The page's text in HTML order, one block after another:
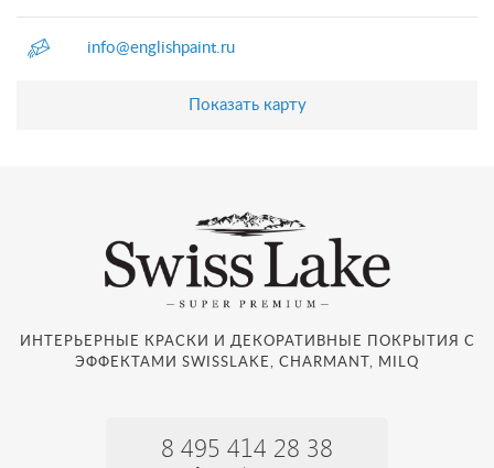
info@englishpaint.ru
Показать карту
ИНТЕРЬЕРНЫЕ КРАСКИ И ДЕКОРАТИВНЫЕ ПОКРЫТИЯ С
ЭФФЕКТАМИ SWISSLAKE, CHARMANT, MILQ
8 495 414 28 38